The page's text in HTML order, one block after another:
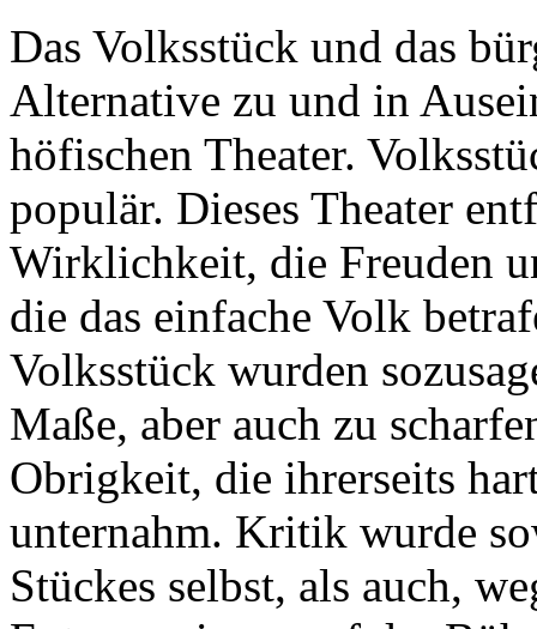
Das Volksstück und das
Alternative zu und in
höfischen Theater.
populär. Dieses Theater
Wirklichkeit, die Freuden
die das einfache Volk
Volksstück wurden
Maße, aber auch zu
Obrigkeit, die ihrerseits
unternahm. Kritik wurde
Stückes selbst, als auch,